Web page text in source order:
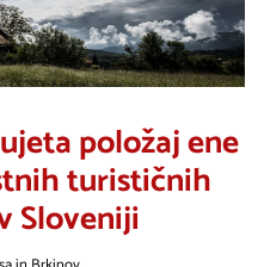
položaj ene
turističnih
Sloveniji